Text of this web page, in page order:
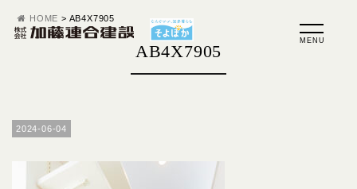
HOME > AB4X7905
AB4X7905
2024-06-04